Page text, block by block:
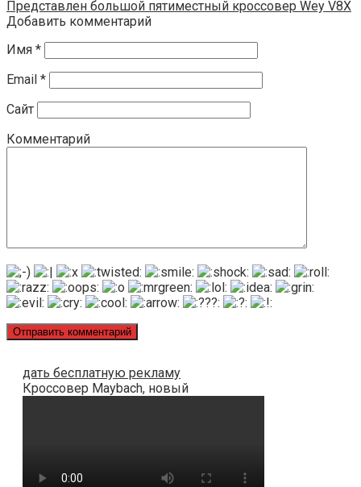
Представлен большой пятиместный кроссовер Wey V8X
Добавить комментарий
Имя *
Email *
Сайт
Комментарий
дать бесплатную рекламу
Кроссовер Maybach, новый